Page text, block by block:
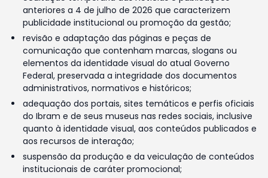
anteriores a 4 de julho de 2026 que caracterizem
publicidade institucional ou promoção da gestão;
revisão e adaptação das páginas e peças de
comunicação que contenham marcas, slogans ou
elementos da identidade visual do atual Governo
Federal, preservada a integridade dos documentos
administrativos, normativos e históricos;
adequação dos portais, sites temáticos e perfis oficiais
do Ibram e de seus museus nas redes sociais, inclusive
quanto à identidade visual, aos conteúdos publicados e
aos recursos de interação;
suspensão da produção e da veiculação de conteúdos
institucionais de caráter promocional;